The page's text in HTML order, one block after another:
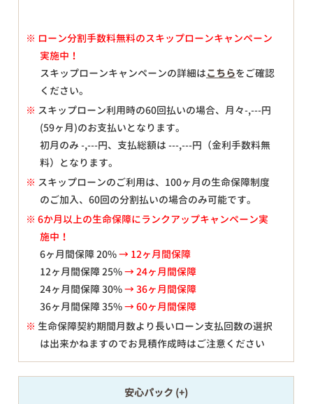
※ ローン分割手数料無料のスキップローンキャンペーン
実施中！
スキップローンキャンペーンの詳細はこちらをご確認
ください。
※ スキップローン利用時の60回払いの場合、月々-,---円
(59ヶ月)のお支払いとなります。
初月のみ-,---円、支払総額は---,---円（金利手数料無
料）となります。
※ スキップローンのご利用は、100ヶ月の生命保障制度
のご加入、60回の分割払いの場合のみ可能です。
※ 6か月以上の生命保障にランクアップキャンペーン実
施中！
6ヶ月間保障 20%→ 12ヶ月間保障
12ヶ月間保障 25%→ 24ヶ月間保障
24ヶ月間保障 30%→ 36ヶ月間保障
36ヶ月間保障 35%→ 60ヶ月間保障
※ 生命保障契約期間月数より長いローン支払回数の選択
は出来かねますのでお見積作成時はご注意ください
安心パック